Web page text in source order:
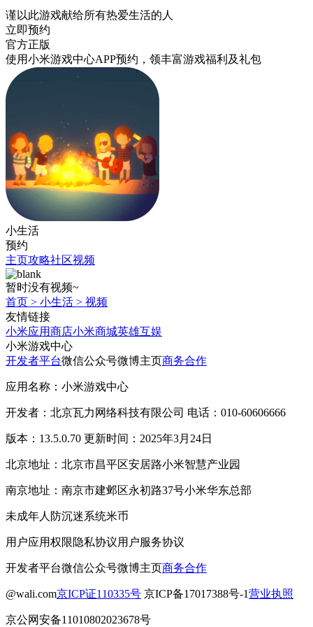
谨以此游戏献给所有热爱生活的人
立即预约
官方正版
使用小米游戏中心APP预约 ，领丰富游戏福利 及礼包
小生活
预约
主页攻略社区视频
暂时没有视频~
首页 > 小生活 > 视频
友情链接
小米应用商店小米商城英雄互娱
小米游戏中心
开发者平台微信公众号微博主页商务合作
应用名称：小米游戏中心
开发者：北京瓦力网络科技有限公司 电话：010-60606666
版本：13.5.0.70 更新时间：2025年3月24日
北京地址：北京市昌平区安居路小米智慧产业园
南京地址：南京市建邺区永初路37号小米华东总部
未成年人防沉迷系统米币
用户应用权限隐私协议用户服务协议
开发者平台微信公众号微博主页商务合作
@wali.com京ICP证110335号 京ICP备17017388号-1营业执照
京公网安备11010802023678号